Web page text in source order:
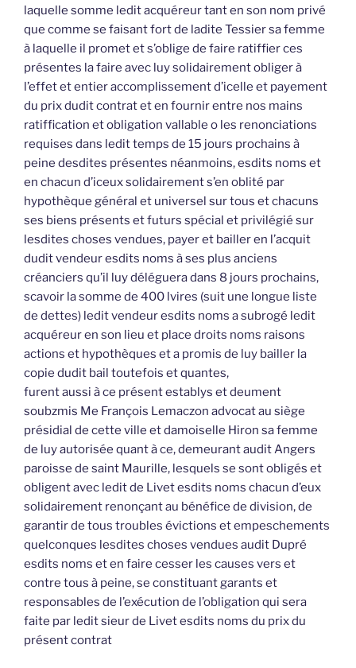
laquelle somme ledit acquéreur tant en son nom privé
que comme se faisant fort de ladite Tessier sa femme
à laquelle il promet et s’oblige de faire ratiffier ces
présentes la faire avec luy solidairement obliger à
l’effet et entier accomplissement d’icelle et payement
du prix dudit contrat et en fournir entre nos mains
ratiffication et obligation vallable o les renonciations
requises dans ledit temps de 15 jours prochains à
peine desdites présentes néanmoins, esdits noms et
en chacun d’iceux solidairement s’en oblité par
hypothèque général et universel sur tous et chacuns
ses biens présents et futurs spécial et privilégié sur
lesdites choses vendues, payer et bailler en l’acquit
dudit vendeur esdits noms à ses plus anciens
créanciers qu’il luy déléguera dans 8 jours prochains,
scavoir la somme de 400 lvires (suit une longue liste
de dettes) ledit vendeur esdits noms a subrogé ledit
acquéreur en son lieu et place droits noms raisons
actions et hypothèques et a promis de luy bailler la
copie dudit bail toutefois et quantes,
furent aussi à ce présent establys et deument
soubzmis Me François Lemaczon advocat au siège
présidial de cette ville et damoiselle Hiron sa femme
de luy autorisée quant à ce, demeurant audit Angers
paroisse de saint Maurille, lesquels se sont obligés et
obligent avec ledit de Livet esdits noms chacun d’eux
solidairement renonçant au bénéfice de division, de
garantir de tous troubles évictions et empeschements
quelconques lesdites choses vendues audit Dupré
esdits noms et en faire cesser les causes vers et
contre tous à peine, se constituant garants et
responsables de l’exécution de l’obligation qui sera
faite par ledit sieur de Livet esdits noms du prix du
présent contrat